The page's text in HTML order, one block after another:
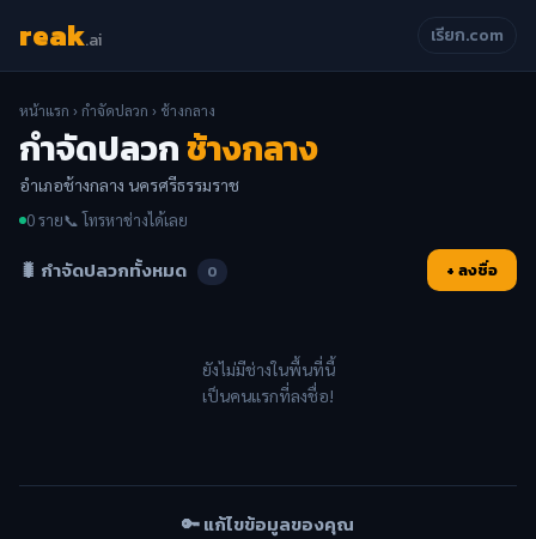
reak.ai เรียก.com
หน้าแรก ›กำจัดปลวก › ช้างกลาง
กำจัดปลวกช้างกลาง
อำเภอช้างกลาง นครศรีธรรมราช
0 ราย📞 โทรหาช่างได้เลย
🐛 กำจัดปลวกทั้งหมด 0 + ลงชื่อ
ยังไม่มีช่างในพื้นที่นี้
เป็นคนแรกที่ลงชื่อ!
🔑 แก้ไขข้อมูลของคุณ